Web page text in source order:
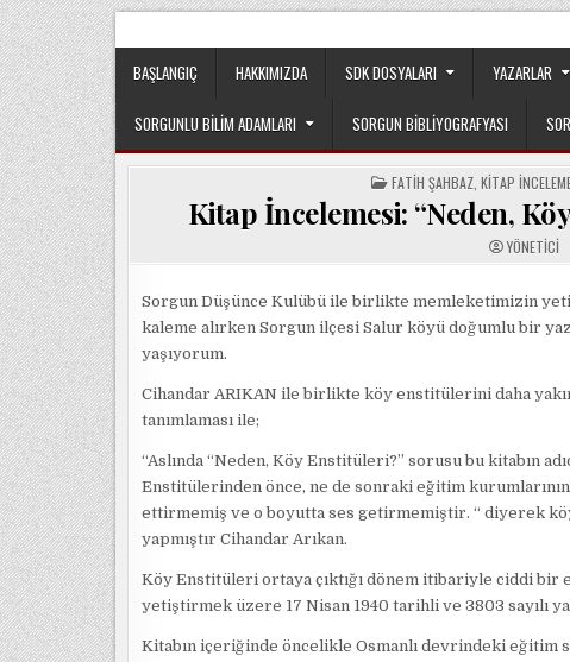
Skip
to
content
BAŞLANGIÇ HAKKIMIZDA SDK DOSYALARI YAZARLAR
SORGUNLU BILIM ADAMLARI SORGUN BIBLIYOGRAFYASI
POSTED
IN
FATIH ŞAHBAZ, KITAP
Kitap İncelemesi: “Neden,
YÖNETICI
Sorgun Düşünce Kulübü ile birlikte memleketimizin
kaleme alırken Sorgun ilçesi Salur köyü doğumlu bir
yaşıyorum.
Cihandar ARIKAN ile birlikte köy enstitülerini daha
tanımlaması ile;
“Aslında “Neden, Köy Enstitüleri?” sorusu bu kitabın
Enstitülerinden önce, ne de sonraki eğitim
ettirmemiş ve o boyutta ses getirmemiştir. “ diyerek
yapmıştır Cihandar Arıkan.
Köy Enstitüleri ortaya çıktığı dönem itibariyle ciddi
yetiştirmek üzere 17 Nisan 1940 tarihli ve 3803 sayılı
Kitabın içeriğinde öncelikle Osmanlı devrindeki